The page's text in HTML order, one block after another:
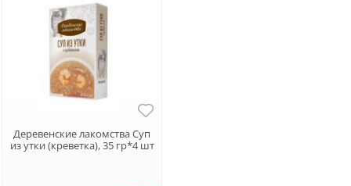
Деревенские лакомства Суп
из утки (креветка), 35 гр*4 шт